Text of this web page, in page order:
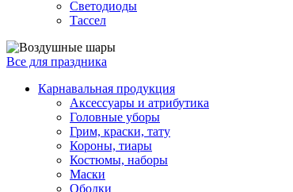
Светодиоды
Тассел
Все для праздника
Карнавальная продукция
Аксессуары и атрибутика
Головные уборы
Грим, краски, тату
Короны, тиары
Костюмы, наборы
Маски
Ободки